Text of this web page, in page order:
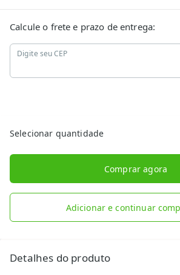
Calcule o frete e prazo de entrega:
Digite seu CEP
Selecionar quantidade
Comprar agora
Adicionar e continuar
Detalhes do produto